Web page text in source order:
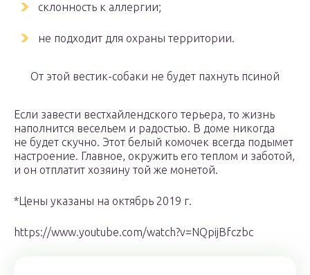
склонность к аллергии;
не подходит для охраны территории.
От этой вестик-собаки не будет пахнуть псиной
Если завести вестхайлендского терьера, то жизнь
наполнится весельем и радостью. В доме никогда
не будет скучно. Этот белый комочек всегда подымет
настроение. Главное, окружить его теплом и заботой,
и он отплатит хозяину той же монетой.
*Цены указаны на октябрь 2019 г.
https://www.youtube.com/watch?v=NQpijBfczbc